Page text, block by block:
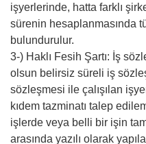
işyerlerinde, hatta farklı
sürenin hesaplanmasında
bulundurulur.
3-) Haklı Fesih Şartı: İş
olsun belirsiz süreli iş
sözleşmesi ile çalışılan
kıdem tazminatı talep
işlerde veya belli bir işin
arasında yazılı olarak